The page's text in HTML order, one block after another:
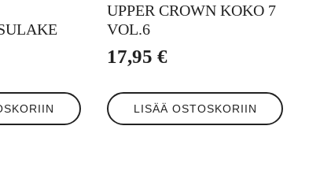
UPPER CROWN KOKO 7
VOL.6
17,95€
LISÄÄ OSTOSKORIIN